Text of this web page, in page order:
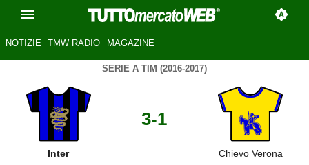
NOTIZIE TMW RADIO MAGAZINE
SERIE A TIM (2016-2017)
Inter
3-1
Chievo Verona